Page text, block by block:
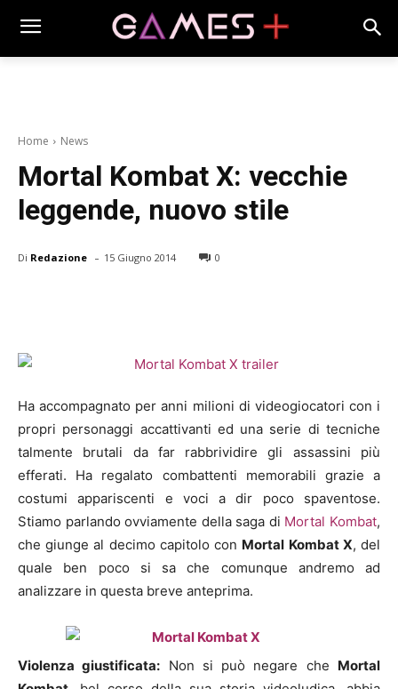
Home News
Mortal Kombat X: vecchie
leggende, nuovo stile
Di Redazione - 15 Giugno 2014 0
Ha accompagnato per anni milioni di videogiocatori con i
propri personaggi accattivanti ed una serie di tecniche
talmente brutali da far rabbrividire gli assassini più
efferati. Ha regalato combattenti memorabili grazie a
costumi appariscenti e voci a dir poco spaventose.
Stiamo parlando ovviamente della saga di Mortal Kombat,
che giunge al decimo capitolo con Mortal Kombat X, del
quale ben poco si sa che comunque andremo ad
analizzare in questa breve anteprima.
Violenza giustificata: Non si può negare che Mortal